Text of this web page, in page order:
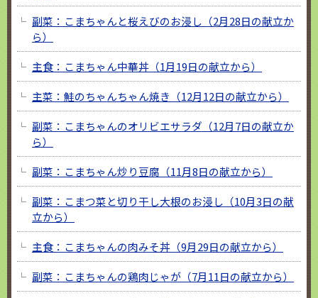
副菜：こまちゃんと桜えびのお浸し（2月28日の献立か
ら）
主食：こまちゃん中華丼（1月19日の献立から）
主菜：鮭のちゃんちゃん焼き（12月12日の献立から）
副菜：こまちゃんのオリビエサラダ（12月7日の献立か
ら）
副菜：こまちゃん炒り豆腐（11月8日の献立から）
副菜：こまつ菜と切り干し大根のお浸し（10月3日の献
立から）
主食：こまちゃんの肉みそ丼（9月29日の献立から）
副菜：こまちゃんの鶏肉じゃが（7月11日の献立から）